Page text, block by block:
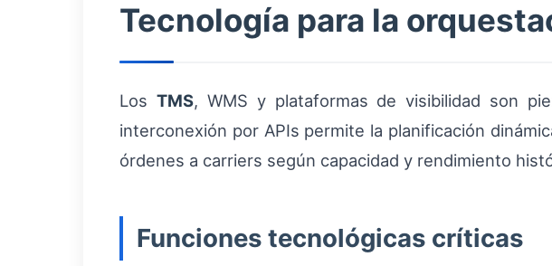
Tecnología para la
Los TMS, WMS y plataformas de visibilidad son
interconexión por APIs permite la planificación
órdenes a carriers según capacidad y rendimiento
Funciones tecnológicas críticas